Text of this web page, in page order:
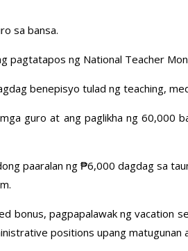
sa bansa.
pagtatapos ng National Teacher
benepisyo tulad ng teaching,
guro at ang paglikha ng 60,000
paaralan ng ₱6,000 dagdag sa
bonus, pagpapalawak ng vacation
positions upang matugunan